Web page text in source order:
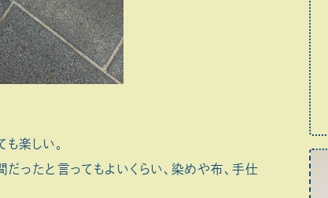
楽しい。
ったと言ってもよいくらい、染めや布、手仕